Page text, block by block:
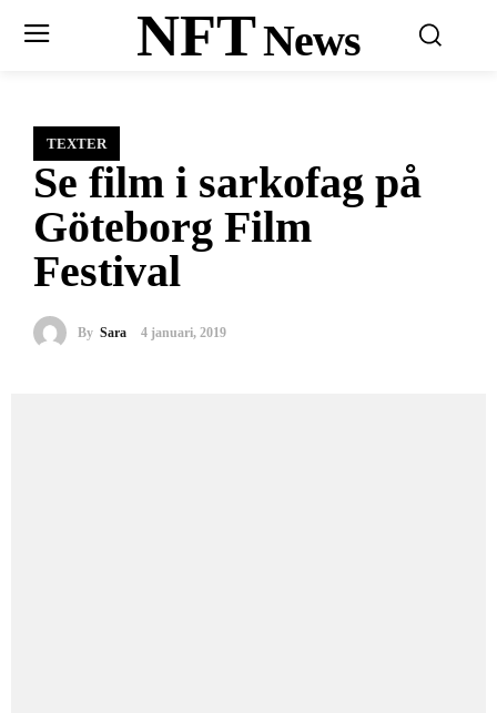
NFTNews
TEXTER
Se film i sarkofag på
Göteborg Film
Festival
By Sara 4 januari, 2019